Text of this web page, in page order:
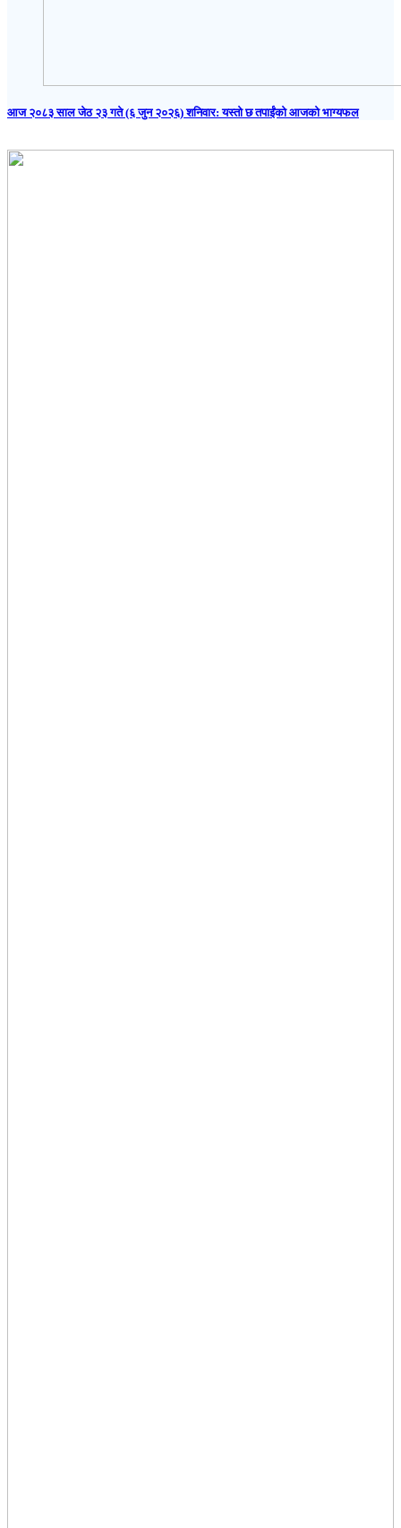
आज २०८३ साल जेठ २३ गते (६ जुन २०२६) शनिवार: यस्तो छ तपाईंको आजको भाग्यफल